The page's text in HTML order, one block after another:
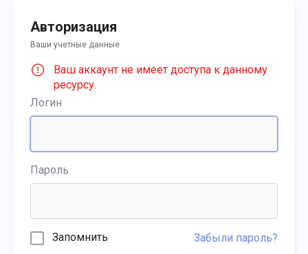
Авторизация
Ваши учетные данные
Ваш аккаунт не имеет доступа к данному
ресурсу.
Логин
Пароль
Запомнить Забыли пароль?